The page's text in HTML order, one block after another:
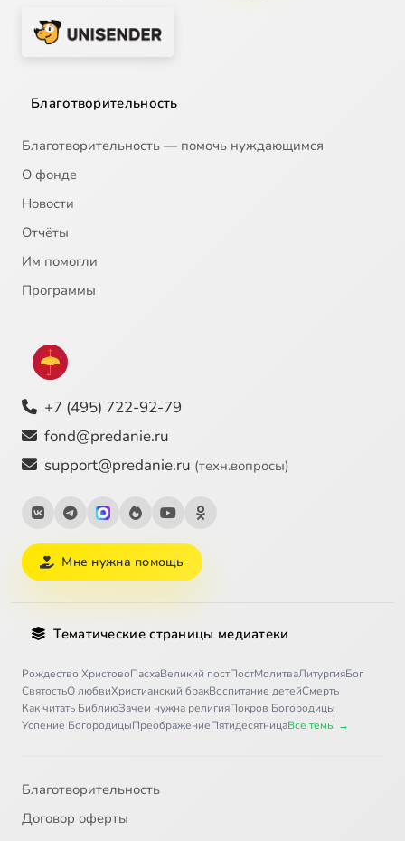
Благотворительность
Благотворительность — помочь нуждающимся
О фонде
Новости
Отчёты
Им помогли
Программы
+7 (495) 722-92-79
fond@predanie.ru
support@predanie.ru (техн.вопросы)
Мне нужна помощь
Тематические страницы медиатеки
Рождество ХристовоПасхаВеликий постПостМолитваЛитургияБог
СвятостьО любвиХристианский бракВоспитание детейСмерть
Как читать БиблиюЗачем нужна религияПокров Богородицы
Успение БогородицыПреображениеПятидесятницаВсе темы →
Благотворительность
Договор оферты